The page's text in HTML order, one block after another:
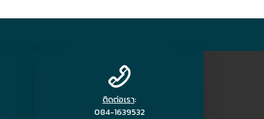
ติดต่อเรา:
084-1639532